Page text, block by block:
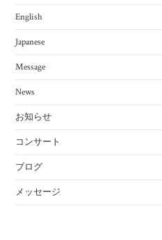
English
Japanese
Message
News
お知らせ
コンサート
ブログ
メッセージ